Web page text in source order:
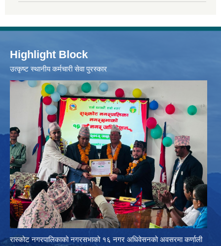
Highlight Block
उत्‍कृष्ट स्थानीय कर्मचारी सेवा पुरस्कार
रास्कोट नगरपालिकाको नगरसभाको १६ नगर अधिवेसनको अवसरमा कर्णाली